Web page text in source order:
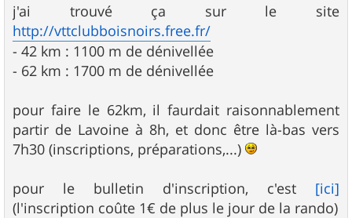
s
s
a
g
e
j'ai trouvé ça sur le site
http://vttclubboisnoirs.free.fr/
- 42 km : 1100 m de dénivellée
- 62 km : 1700 m de dénivellée
pour faire le 62km, il faurdait raisonnablement
partir de Lavoine à 8h, et donc être là-bas vers
7h30 (inscriptions, préparations,...)
pour le bulletin d'inscription, c'est [ici]
(l'inscription coûte 1€ de plus le jour de la rando)